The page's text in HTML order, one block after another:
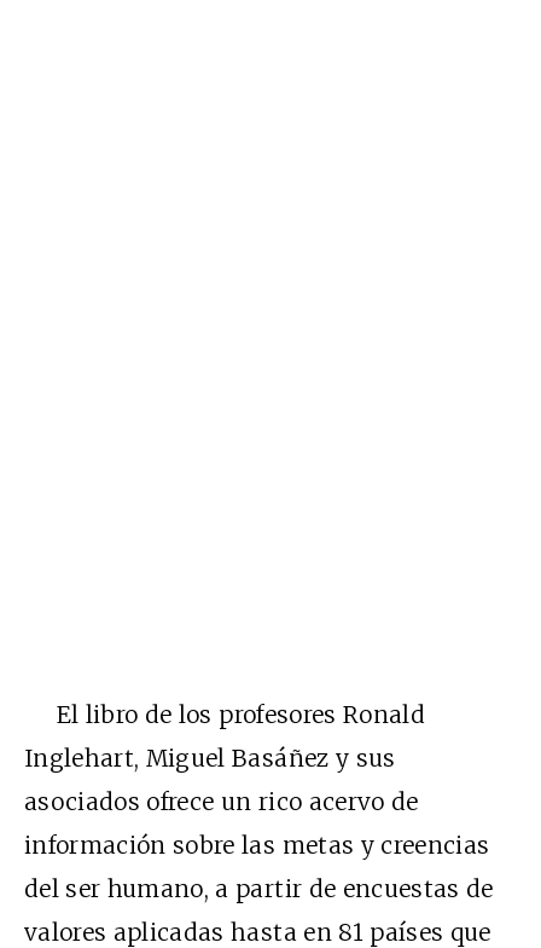
El libro de los profesores Ronald
Inglehart, Miguel Basáñez y sus
asociados ofrece un rico acervo de
información sobre las metas y creencias
del ser humano, a partir de encuestas de
valores aplicadas hasta en 81 países que